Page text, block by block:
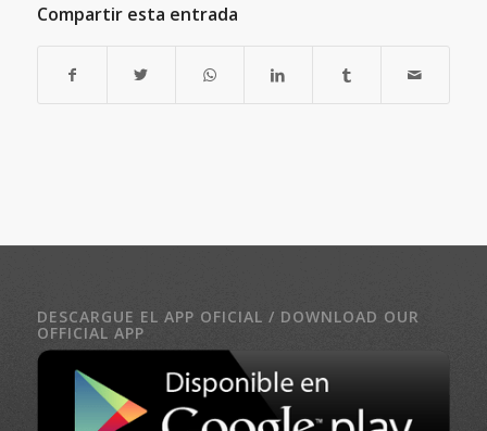
Compartir esta entrada
DESCARGUE EL APP OFICIAL / DOWNLOAD OUR
OFFICIAL APP